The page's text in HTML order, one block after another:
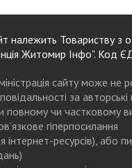
належить Товариству з
Житомир Інфо". Код
сайту може не
за
повному чи частковому
гіперпосилання
інтернет-ресурсів), або